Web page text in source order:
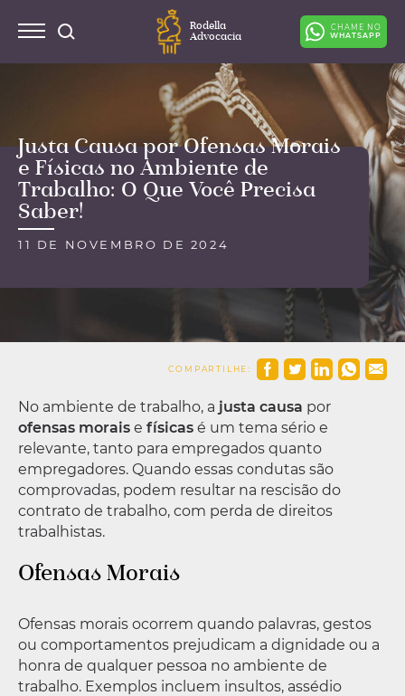
Rodella
Advocacia
CHAME NO
WHATSAPP
Justa Causa por Ofensas Morais
e Físicas no Ambiente de
Trabalho: O Que Você Precisa
Saber!
11 DE NOVEMBRO DE 2024
COMPARTILHE:
No ambiente de trabalho, a justa causa por
ofensas morais e físicas é um tema sério e
relevante, tanto para empregados quanto
empregadores. Quando essas condutas são
comprovadas, podem resultar na rescisão do
contrato de trabalho, com perda de direitos
trabalhistas.
Ofensas Morais
Ofensas morais ocorrem quando palavras, gestos
ou comportamentos prejudicam a dignidade ou a
honra de qualquer pessoa no ambiente de
trabalho. Exemplos incluem insultos, assédio